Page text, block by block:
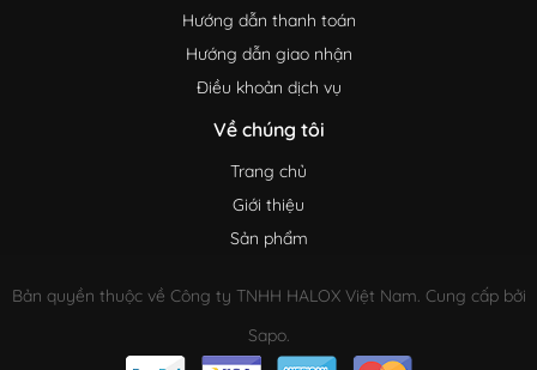
Hướng dẫn thanh toán
Hướng dẫn giao nhận
Điều khoản dịch vụ
Về chúng tôi
Trang chủ
Giới thiệu
Sản phẩm
Bản quyền thuộc về Công ty TNHH HALOX Việt Nam. Cung cấp bởi
Sapo.